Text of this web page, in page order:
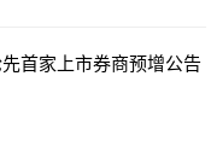
首家上市券商预增公告